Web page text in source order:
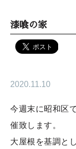
漆喰の家
2020.11.10
今週末に昭和区
催致します。
大屋根を基調と